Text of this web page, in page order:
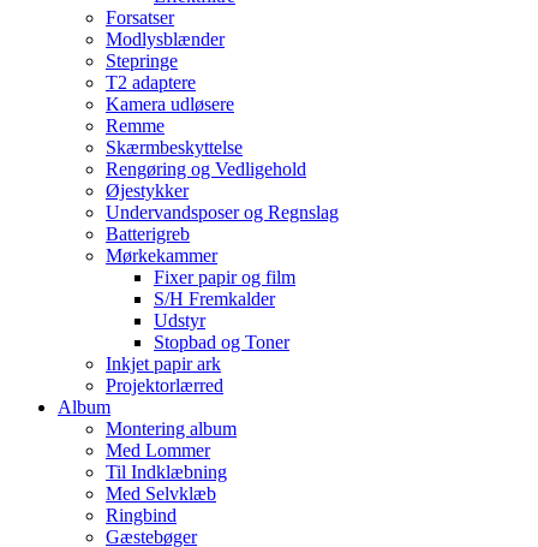
Forsatser
Modlysblænder
Stepringe
T2 adaptere
Kamera udløsere
Remme
Skærmbeskyttelse
Rengøring og Vedligehold
Øjestykker
Undervandsposer og Regnslag
Batterigreb
Mørkekammer
Fixer papir og film
S/H Fremkalder
Udstyr
Stopbad og Toner
Inkjet papir ark
Projektorlærred
Album
Montering album
Med Lommer
Til Indklæbning
Med Selvklæb
Ringbind
Gæstebøger